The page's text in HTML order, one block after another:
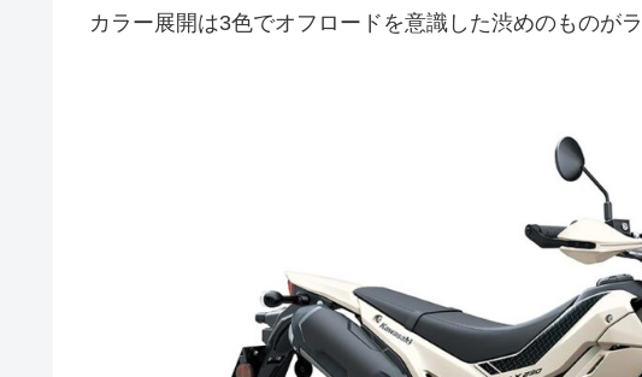
カラー展開は3色でオフロードを意識した渋めのものが